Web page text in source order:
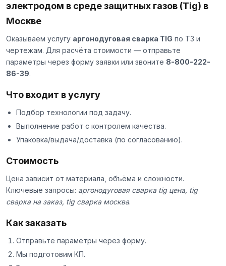
электродом в среде защитных газов (Tig) в
Москве
Оказываем услугу аргонодуговая сварка TIG по ТЗ и
чертежам. Для расчёта стоимости — отправьте
параметры через форму заявки или звоните 8-800-222-
86-39.
Что входит в услугу
Подбор технологии под задачу.
Выполнение работ с контролем качества.
Упаковка/выдача/доставка (по согласованию).
Стоимость
Цена зависит от материала, объёма и сложности.
Ключевые запросы: аргонодуговая сварка tig цена, tig
сварка на заказ, tig сварка москва.
Как заказать
Отправьте параметры через форму.
Мы подготовим КП.